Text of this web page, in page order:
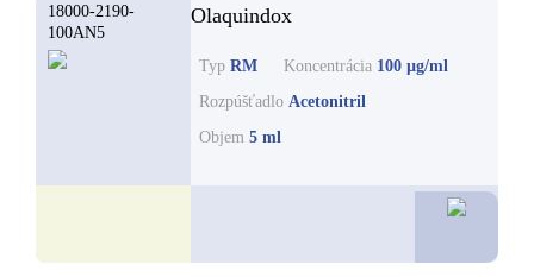
18000-2190-
100AN5
Olaquindox
Typ RM Koncentrácia 100 µg/ml
Rozpúšťadlo Acetonitril
Objem 5 ml